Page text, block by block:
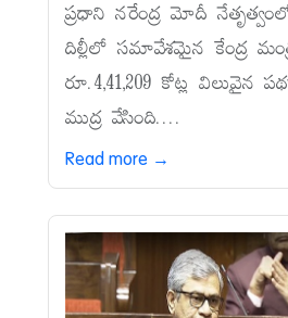
ప్రధాని నరేంద్ర మోదీ
దిల్లీలో సమావేశమైన కేంద్ర
రూ.4,41,209 కోట్ల విలువైన
ముద్ర వేసింది....
Read more →